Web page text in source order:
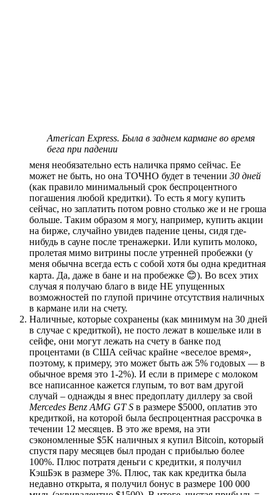
American Express. Была в заднем кармане во время
бега при падении
меня необязательно есть наличка прямо сейчас. Ее
может не быть, но она ТОЧНО будет в течении 30 дней
(как правило минимальный срок беспроцентного
погашения любой кредитки). То есть я могу купить
сейчас, но заплатить потом ровно столько же и не гроша
больше. Таким образом я могу, например, купить акции
на бирже, случайно увидев падение цены, сидя где-
нибудь в сауне после тренажерки. Или купить молоко,
пролетая мимо витрины после утренней пробежки (у
меня обычна всегда есть с собой хотя бы одна кредитная
карта. Да, даже в бане и на пробежке 😊). Во всех этих
случая я получаю благо в виде НЕ упущенных
возможностей по глупой причине отсутствия наличных
в кармане или на счету.
Наличные, которые сохранены (как минимум на 30 дней
в случае с кредиткой), не посто лежат в кошельке или в
сейфе, они могут лежать на счету в банке под
процентами (в США сейчас крайне «веселое время»,
поэтому, к примеру, это может быть аж 5% годовых — в
обычное время это 1-2%). И если в примере с молоком
все написанное кажется глупым, то вот вам другой
случай – однажды я внес предоплату диллеру за свой
Mercedes Benz AMG GT S в размере $5000, оплатив это
кредиткой, на которой была беспроцентная рассрочка в
течении 12 месяцев. В это же время, на эти
сэкономленные $5K наличных я купил Bitcoin, который
спустя пару месяцев был продан с прибылью более
100%. Плюс потратя деньги с кредитки, я получил
КэшБэк в размере 3%. Плюс, так как кредитка была
недавно открыта, я получил бонус в размере 100 000